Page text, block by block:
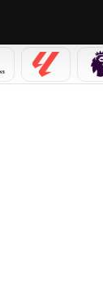
LALIGA